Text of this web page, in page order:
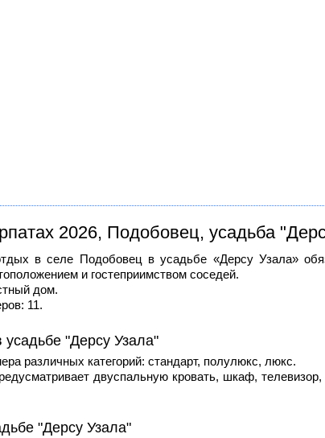
2026, Подобовец, усадьба
в селе Подобовец в усадьбе «Дерсу Узала»
и гостеприимством соседей.
дом.
11.
"Дерсу Узала"
различных категорий: стандарт, полулюкс, люкс.
двуспальную кровать, шкаф,
"Дерсу Узала"